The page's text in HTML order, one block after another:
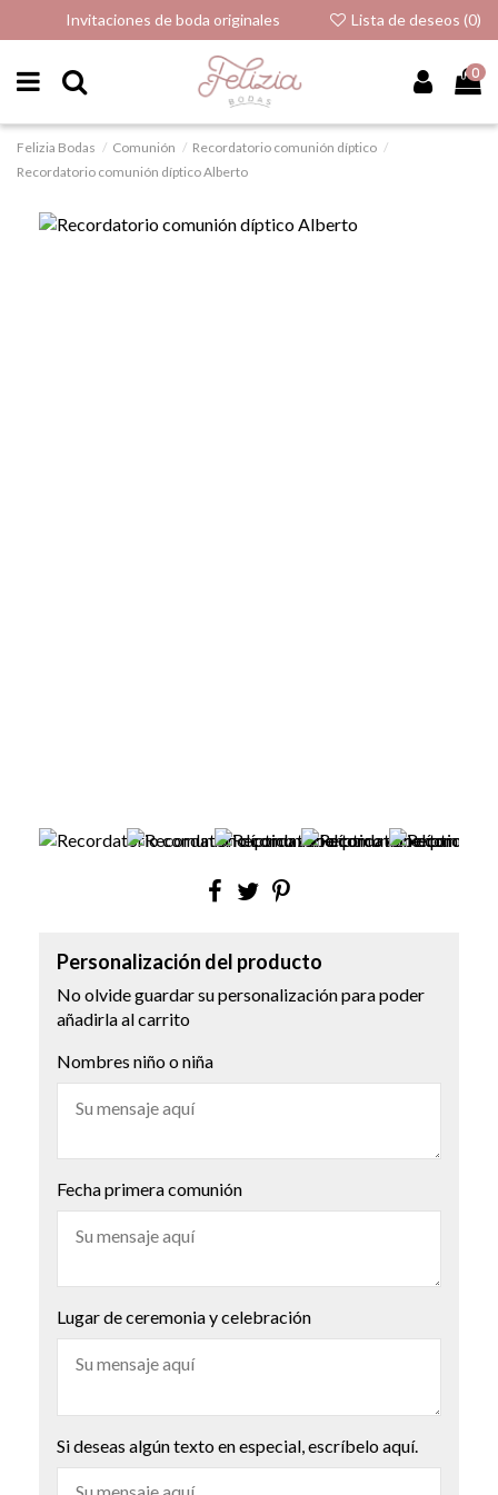
Invitaciones de boda originales Lista de deseos (0)
0
Felizia Bodas Comunión
Recordatorio comunión díptico
Recordatorio comunión díptico Alberto
Personalización del producto
No olvide guardar su personalización para poder
añadirla al carrito
Nombres niño o niña
Fecha primera comunión
Lugar de ceremonia y celebración
Si deseas algún texto en especial, escríbelo aquí.